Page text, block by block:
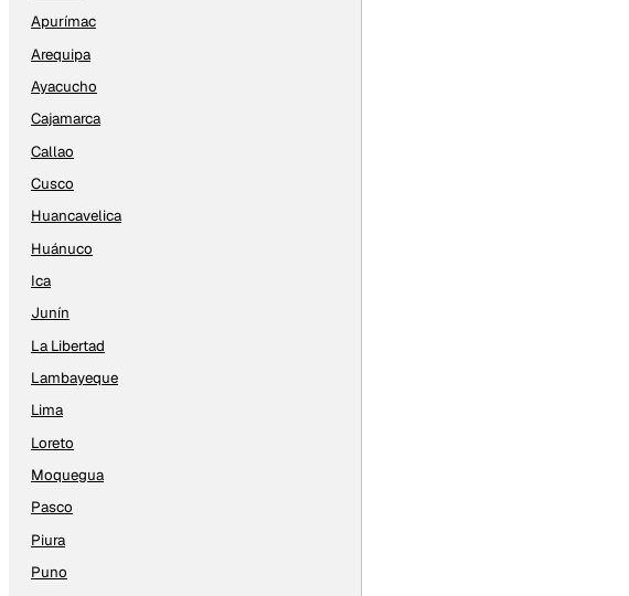
Apurímac
Arequipa
Ayacucho
Cajamarca
Callao
Cusco
Huancavelica
Huánuco
Ica
Junín
La Libertad
Lambayeque
Lima
Loreto
Moquegua
Pasco
Piura
Puno